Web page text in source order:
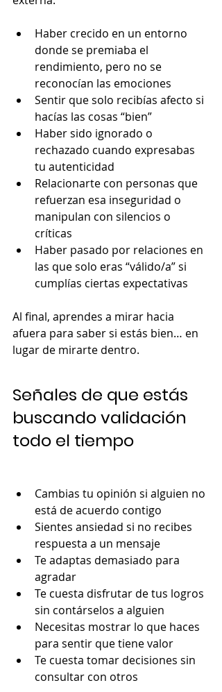
Haber crecido en un entorno
donde se premiaba el
rendimiento, pero no se
reconocían las emociones
Sentir que solo recibías afecto si
hacías las cosas “bien”
Haber sido ignorado o
rechazado cuando expresabas
tu autenticidad
Relacionarte con personas que
refuerzan esa inseguridad o
manipulan con silencios o
críticas
Haber pasado por relaciones en
las que solo eras “válido/a” si
cumplías ciertas expectativas
Al final, aprendes a mirar hacia
afuera para saber si estás bien… en
lugar de mirarte dentro.
Señales de que estás
buscando validación
todo el tiempo
Cambias tu opinión si alguien no
está de acuerdo contigo
Sientes ansiedad si no recibes
respuesta a un mensaje
Te adaptas demasiado para
agradar
Te cuesta disfrutar de tus logros
sin contárselos a alguien
Necesitas mostrar lo que haces
para sentir que tiene valor
Te cuesta tomar decisiones sin
consultar con otros